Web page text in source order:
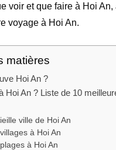
voir et que faire à Hoi An,
voyage à Hoi An.
matières
Hoi An ?
Hoi An ? Liste de 10
ville de Hoi An
à Hoi An
à Hoi An